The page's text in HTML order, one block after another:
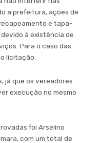
a prefeitura, ações de
e tapa-
à existência de
Para o caso das
licitação.
já que os vereadores
execução no mesmo
foi Arselino
com um total de